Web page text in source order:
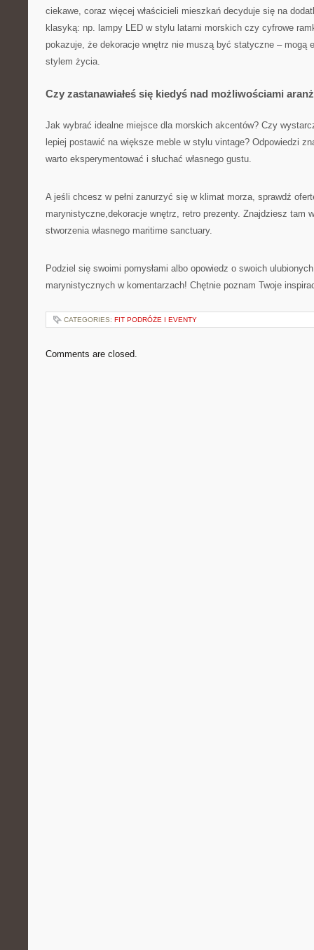
ciekawe, coraz więcej właścicieli mieszkań decyduje się na
klasyką: np. lampy LED w stylu latarni morskich czy cyfrowe
pokazuje, że dekoracje wnętrz nie muszą być statyczne – mogą
stylem życia.
Czy zastanawiałeś się kiedyś nad możliwościami
Jak wybrać idealne miejsce dla morskich akcentów? Czy
lepiej postawić na większe meble w stylu vintage? Odpowiedzi
warto eksperymentować i słuchać własnego gustu.
A jeśli chcesz w pełni zanurzyć się w klimat morza, sprawdź
marynistyczne,dekoracje wnętrz, retro prezenty. Znajdziesz tam
stworzenia własnego maritime sanctuary.
Podziel się swoimi pomysłami albo opowiedz o swoich
marynistycznych w komentarzach! Chętnie poznam Twoje
CATEGORIES: FIT PODRÓŻE I EVENTY
Comments are closed.